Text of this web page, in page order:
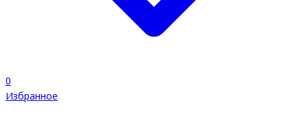
0
Избранное